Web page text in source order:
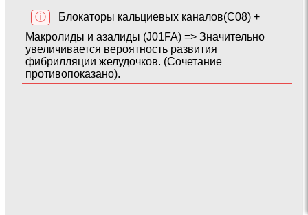
ⓘ
Блокаторы кальциевых каналов(C08) +
Макролиды и азалиды (J01FA) => Значительно
увеличивается вероятность развития
фибрилляции желудочков. (Сочетание
противопоказано).